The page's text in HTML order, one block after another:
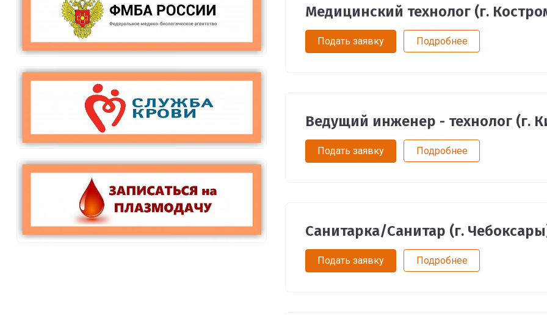
Медицинский технолог (г.
Подать заявку Подробнее
Ведущий инженер - технолог (г.
Подать заявку Подробнее
Санитарка/Санитар (г.
Подать заявку Подробнее